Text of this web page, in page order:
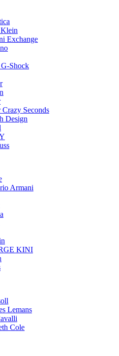
Exchange
Shock
Crazy Seconds
Design
Armani
KINI
Lemans
Cole